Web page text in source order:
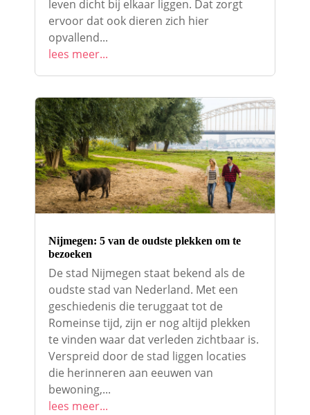
leven dicht bij elkaar liggen. Dat zorgt
ervoor dat ook dieren zich hier
opvallend...
lees meer...
Nijmegen: 5 van de oudste plekken om te
bezoeken
De stad Nijmegen staat bekend als de
oudste stad van Nederland. Met een
geschiedenis die teruggaat tot de
Romeinse tijd, zijn er nog altijd plekken
te vinden waar dat verleden zichtbaar is.
Verspreid door de stad liggen locaties
die herinneren aan eeuwen van
bewoning,...
lees meer...